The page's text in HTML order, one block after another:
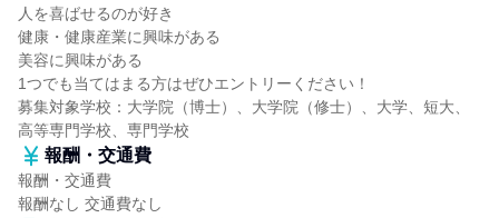
人を喜ばせるのが好き
健康・健康産業に興味がある
美容に興味がある
1つでも当てはまる方はぜひエントリーください！
募集対象学校：大学院（博士）、大学院（修士）、大学、短大、
高等専門学校、専門学校
報酬・交通費
報酬・交通費
報酬なし 交通費なし